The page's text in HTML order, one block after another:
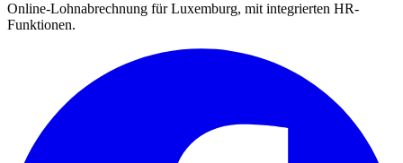
Online-Lohnabrechnung für Luxemburg, mit integrierten HR-
Funktionen.